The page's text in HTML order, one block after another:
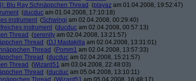
Blu Ray Schnäppchen Thread (playaz am 01.04.2008, 19:52:47)
(ducduc am 01.04.2008, 17:10:18)
instrument (Schwingi am 02.04.2008, 00:29:40)
instrument (ducduc am 02.04.2008, 00:57:13)
Thread (serenity am 02.04.2008, 13:21:57)
Thread (DJ Mastakilla am 02.04.2008, 13:31:01)
Thread (Pomm1 am 02.04.2008, 13:57:33)
Thread (ducduc am 02.04.2008, 15:21:57)
Thread (Wizard51 am 03.04.2008, 22:48:03)
Thread (ducduc am 05.04.2008, 13:10:11)
Thread (Wizard51 am 05.04.2008, 16:48:17)